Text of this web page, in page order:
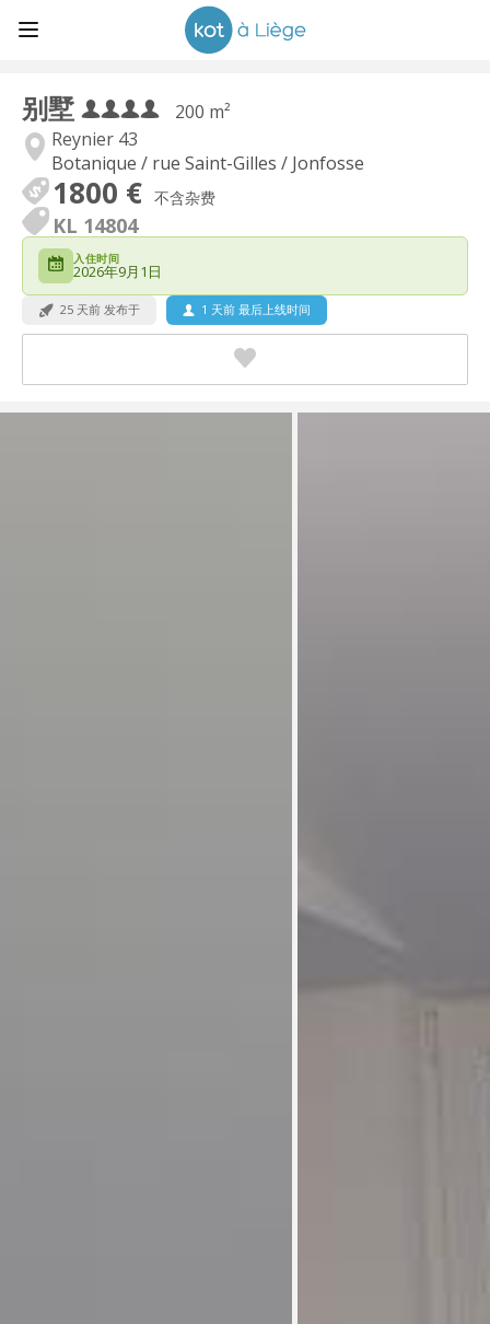
别墅
200 m²
Reynier 43
Botanique / rue Saint-Gilles / Jonfosse
1800 € 不含杂费
KL 14804
入住时间
2026年9月1日
25 天前 发布于 1 天前 最后上线时间